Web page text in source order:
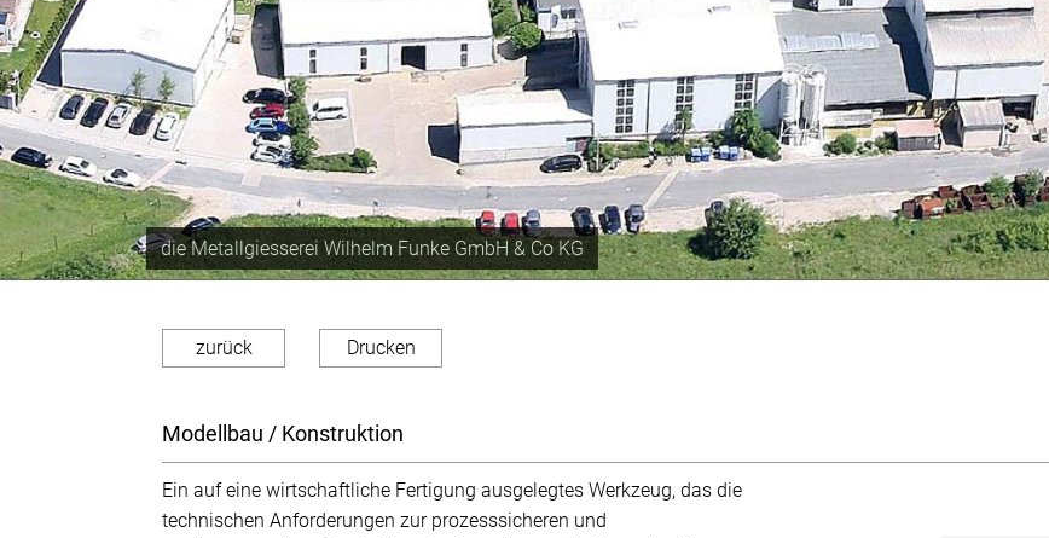
Produktionskapazität von ca. 350 Tonnen im Jahr
zurück Drucken
Modellbau / Konstruktion
Ein auf eine wirtschaftliche Fertigung ausgelegtes Werkzeug, das die
technischen Anforderungen zur prozesssicheren und